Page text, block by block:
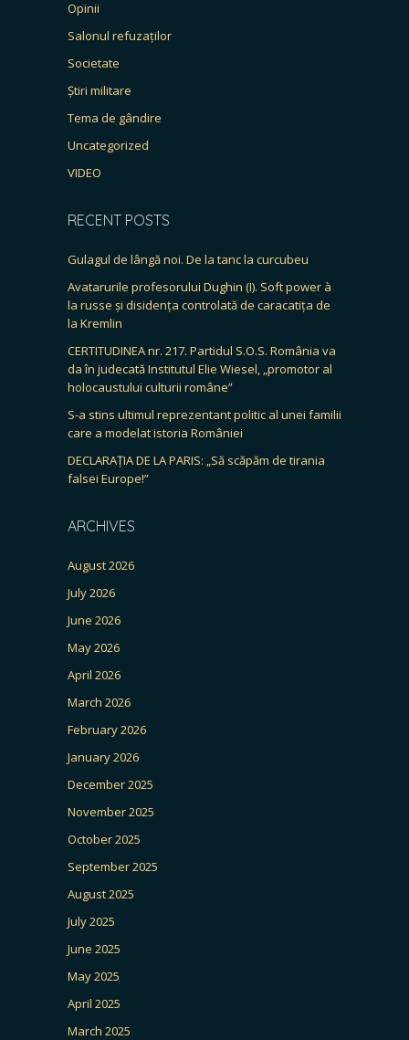
Opinii
Salonul refuzaților
Societate
Știri militare
Tema de gândire
Uncategorized
VIDEO
RECENT POSTS
Gulagul de lângă noi. De la tanc la curcubeu
Avatarurile profesorului Dughin (I). Soft power à
la russe și disidența controlată de caracatița de
la Kremlin
CERTITUDINEA nr. 217. Partidul S.O.S. România va
da în judecată Institutul Elie Wiesel, „promotor al
holocaustului culturii române”
S-a stins ultimul reprezentant politic al unei familii
care a modelat istoria României
DECLARAȚIA DE LA PARIS: „Să scăpăm de tirania
falsei Europe!”
ARCHIVES
August 2026
July 2026
June 2026
May 2026
April 2026
March 2026
February 2026
January 2026
December 2025
November 2025
October 2025
September 2025
August 2025
July 2025
June 2025
May 2025
April 2025
March 2025